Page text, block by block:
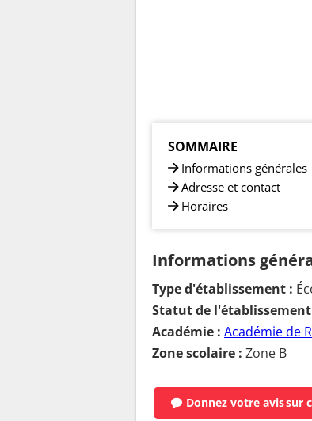
SOMMAIRE
Informations générales
Adresse et contact
Horaires
Informations
Type d'établissement :
Statut de
Académie : Académie de
Zone scolaire : Zone B
Donnez votre avissur